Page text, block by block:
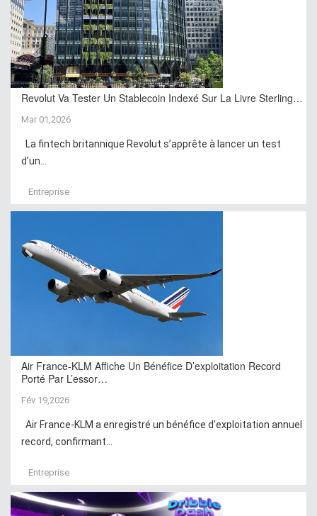
Revolut Va Tester Un Stablecoin Indexé Sur La Livre Sterling…
Mar 01,2026
La fintech britannique Revolut s’apprête à lancer un test
d’un...
Entreprise
Air France-KLM Affiche Un Bénéfice D’exploitation Record
Porté Par L’essor…
Fév 19,2026
Air France-KLM a enregistré un bénéfice d’exploitation annuel
record, confirmant...
Entreprise